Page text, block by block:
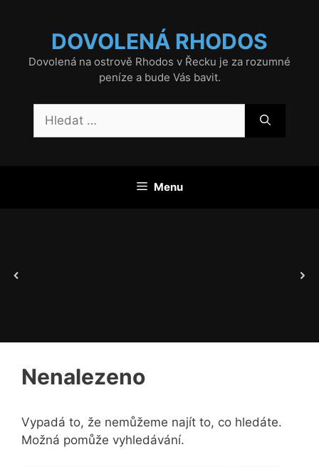
DOVOLENÁ RHODOS
Dovolená na ostrově Rhodos v Řecku je za rozumné
peníze a bude Vás bavit.
Menu
Nenalezeno
Vypadá to, že nemůžeme najít to, co hledáte.
Možná pomůže vyhledávání.